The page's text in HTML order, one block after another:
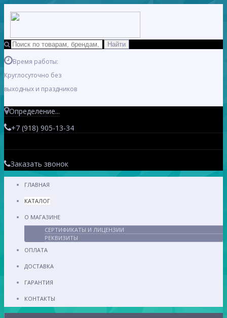
Время работы:
Круглосуточно без
выходных и праздников
Определение...
+7 (918) 905-13-34
Заказать звонок
ГЛАВНАЯ
КАТАЛОГ
О МАГАЗИНЕ
СЕРТИФИКАТЫ И ЛИЦЕНЗИИ
РЕКВИЗИТЫ
ОПЛАТА
ДОСТАВКА
ГАРАНТИЯ
КОНТАКТЫ